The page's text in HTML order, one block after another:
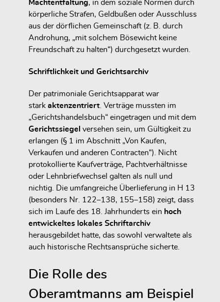
Machtentfaltung, in dem soziale Normen durch
körperliche Strafen, Geldbußen oder Ausschluss
aus der dörflichen Gemeinschaft (z. B. durch
Androhung, „mit solchem Bösewicht keine
Freundschaft zu halten“) durchgesetzt wurden.
Schriftlichkeit und Gerichtsarchiv
Der patrimoniale Gerichtsapparat war
stark aktenzentriert . Verträge mussten im
„Gerichtshandelsbuch“ eingetragen und mit dem
Gerichtssiegel versehen sein, um Gültigkeit zu
erlangen (§ 1 im Abschnitt „Von Kaufen,
Verkaufen und anderen Contracten“). Nicht
protokollierte Kaufverträge, Pachtverhältnisse
oder Lehnbriefwechsel galten als null und
nichtig. Die umfangreiche Überlieferung in H 13
(besonders Nr. 122–138, 155–158) zeigt, dass
sich im Laufe des 18. Jahrhunderts ein hoch
entwickeltes lokales Schriftarchiv
herausgebildet hatte, das sowohl verwaltete als
auch historische Rechtsansprüche sicherte.
Die Rolle des
Oberamtmanns am Beispiel